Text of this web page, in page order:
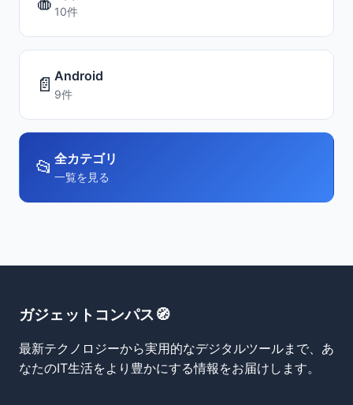
10件
📄 Android
9件
📂 全カテゴリ
一覧を見る
ガジェットコンパス🧭
最新テクノロジーから実用的なデジタルツールまで、あ
なたのIT生活をより豊かにする情報をお届けします。